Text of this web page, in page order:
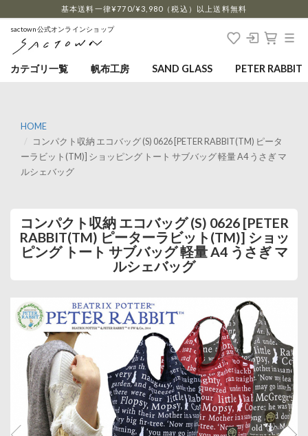
基本送料一律¥770/¥3,980（税込）以上送料無料
sactown公式オンラインショップ
カテゴリ一覧 帆布工房 SAND GLASS PETER RABBIT
HOME
コンパクト収納 エコバッグ (S) 0626 [PETER RABBIT(TM) ピータ
ーラビット(TM)] ショッピング トート サブバッグ 軽量 A4 うさぎ マ
ルシェバッグ
コンパクト収納 エコバッグ (S) 0626 [PETER
RABBIT(TM) ピーターラビット(TM)] ショッ
ピング トート サブバッグ 軽量 A4 うさぎ マ
ルシェバッグ